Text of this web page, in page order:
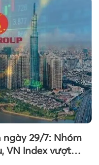
29/7: Nhóm
VN Index vượt